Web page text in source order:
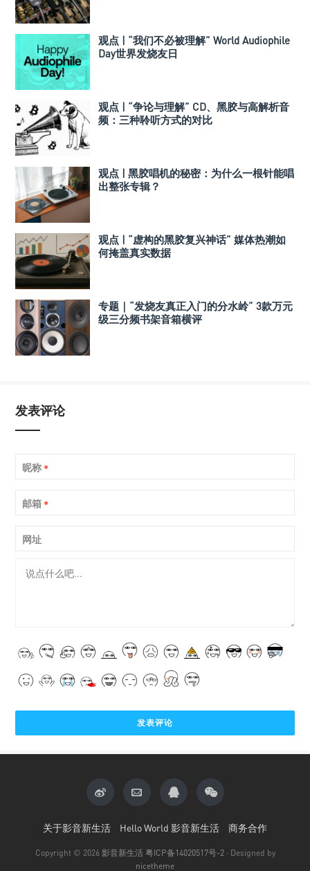
观点 | “我们不必被理解” World Audiophile
Day世界发烧友日
观点 | “争论与理解” CD、黑胶与高解析音
频：三种聆听方式的对比
观点 | 黑胶唱机的秘密：为什么一根针能唱
出整张专辑？
观点 | “虚构的黑胶复兴神话” 媒体热潮如
何掩盖真实数据
专题｜“发烧友真正入门的分水岭” 3款万元
级三分频书架音箱横评
发表评论
昵称 *
邮箱 *
网址
关于影音新生活 Hello World 影音新生活 商务合作
Copyright © 2026 影音新生活 粤ICP备14020517号-2 · Designed by
nicetheme